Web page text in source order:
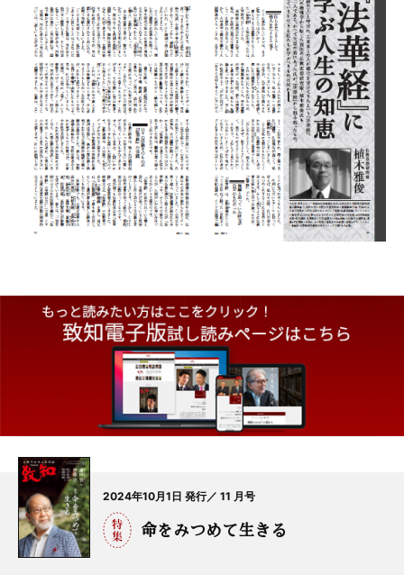
2024年10月1日 発行／ 11 月号
命をみつめて生きる